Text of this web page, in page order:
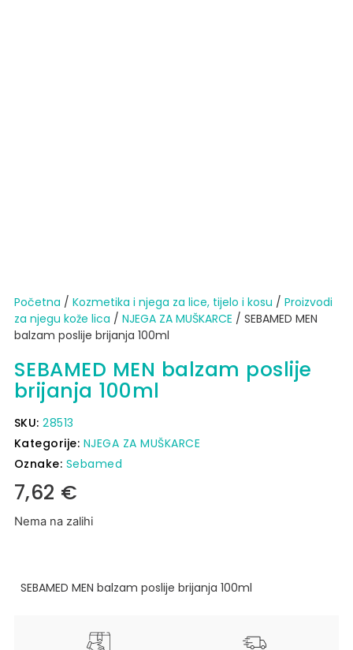
Početna / Kozmetika i njega za lice, tijelo i kosu / Proizvodi
za njegu kože lica / NJEGA ZA MUŠKARCE / SEBAMED MEN
balzam poslije brijanja 100ml
SEBAMED MEN balzam poslije
brijanja 100ml
SKU:28513
Kategorije: NJEGA ZA MUŠKARCE
Oznake: Sebamed
7,62 €
Nema na zalihi
SEBAMED MEN balzam poslije brijanja 100ml